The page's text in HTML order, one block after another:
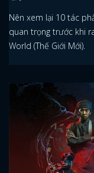
Nên xem lại 10 tác
quan trọng trước khi
World (Thế Giới Mới).